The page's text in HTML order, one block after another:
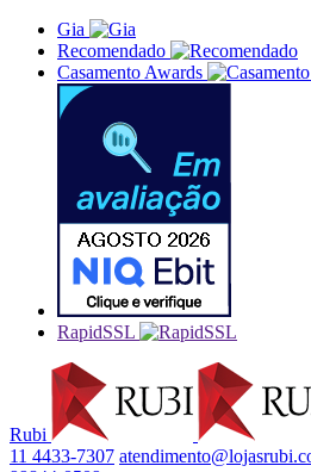
Gia
Recomendado
Casamento Awards
RapidSSL
Rubi
11 4433-7307